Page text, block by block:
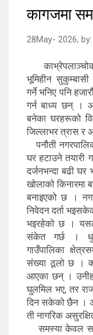
कागजमा
28May- 2026, by:
काभ्रेपलाञ्चोक
भूमिहीन
गर्ने भनिए पनि
गर्न बाध्य छन् ।
बनेका घरहरूको
जिल्लाभर त्रास र
पनौती
घर हटाउने तयारी
दर्जनभन्दा बढी
खोलाको किनारमा
बनाइएको छ ।
निवेदन दर्ता
भइरहेको छ ।
संकेत गर्छ ।
गाउँपालिका
संख्या ठूलो छ ।
आएका छन् ।
घुलमिल भए, तर
दिन सकेको छैन ।
ती नागरिक
समस्या केवल